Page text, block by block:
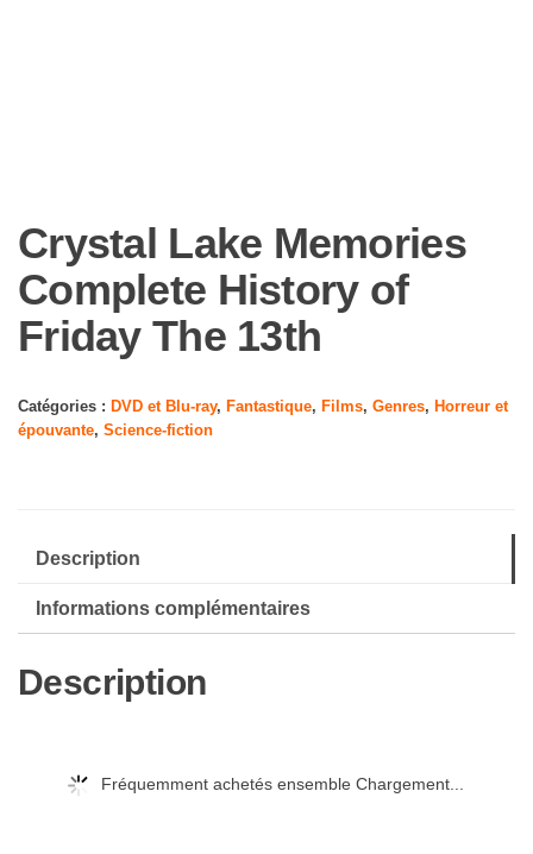
Crystal Lake Memories
Complete History of
Friday The 13th
Catégories : DVD et Blu-ray, Fantastique, Films, Genres, Horreur et
épouvante, Science-fiction
Description
Informations complémentaires
Description
Fréquemment achetés ensemble Chargement...